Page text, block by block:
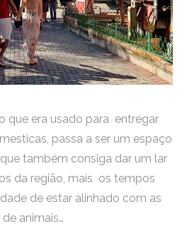
que era usado para entregar
passa a ser um espaço
também consiga dar um lar
da região, mais os tempos
de estar alinhado com as
animais…